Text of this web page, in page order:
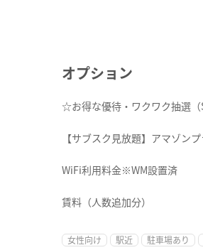
オプション
☆お得な優待・ワクワク抽選（
【サブスク見放題】アマゾン
WiFi利用料金※WM設置済
賃料（人数追加分）
女性向け 駅近 駐車場あり